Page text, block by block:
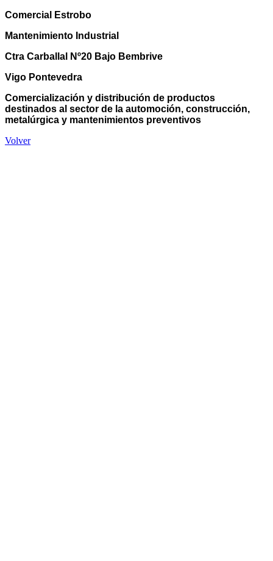
Comercial Estrobo
Mantenimiento Industrial
Ctra Carballal Nº20 Bajo Bembrive
Vigo Pontevedra
Comercialización y distribución de productos
destinados al sector de la automoción, construcción,
metalúrgica y mantenimientos preventivos
Volver